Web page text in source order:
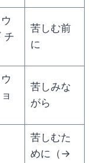
チ
苦しむ前
に
苦しみな
がら
苦しむた
めに（→